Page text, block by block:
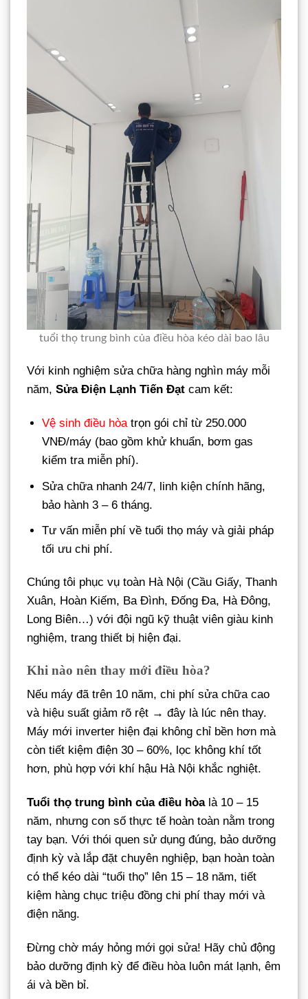
tuổi thọ trung bình của điều hòa kéo dài bao lâu
Với kinh nghiệm sửa chữa hàng nghìn máy mỗi
năm, Sửa Điện Lạnh Tiến Đạt cam kết:
Vệ sinh điều hòatrọn gói chỉ từ 250.000
VNĐ/máy (bao gồm khử khuẩn, bơm gas
kiểm tra miễn phí).
Sửa chữa nhanh 24/7, linh kiện chính hãng,
bảo hành 3 – 6 tháng.
Tư vấn miễn phí về tuổi thọ máy và giải pháp
tối ưu chi phí.
Chúng tôi phục vụ toàn Hà Nội (Cầu Giấy, Thanh
Xuân, Hoàn Kiếm, Ba Đình, Đống Đa, Hà Đông,
Long Biên…) với đội ngũ kỹ thuật viên giàu kinh
nghiệm, trang thiết bị hiện đại.
Khi nào nên thay mới điều hòa?
Nếu máy đã trên 10 năm, chi phí sửa chữa cao
và hiệu suất giảm rõ rệt → đây là lúc nên thay.
Máy mới inverter hiện đại không chỉ bền hơn mà
còn tiết kiệm điện 30 – 60%, lọc không khí tốt
hơn, phù hợp với khí hậu Hà Nội khắc nghiệt.
Tuổi thọ trung bình của điều hòalà 10 – 15
năm, nhưng con số thực tế hoàn toàn nằm trong
tay bạn. Với thói quen sử dụng đúng, bảo dưỡng
định kỳ và lắp đặt chuyên nghiệp, bạn hoàn toàn
có thể kéo dài “tuổi thọ” lên 15 – 18 năm, tiết
kiệm hàng chục triệu đồng chi phí thay mới và
điện năng.
Đừng chờ máy hỏng mới gọi sửa! Hãy chủ động
bảo dưỡng định kỳ để điều hòa luôn mát lạnh, êm
ái và bền bỉ.